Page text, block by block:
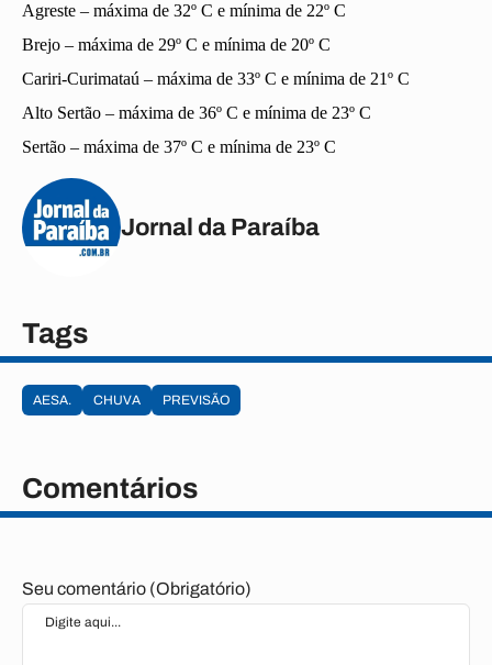
Agreste – máxima de 32º C e mínima de 22º C
Brejo – máxima de 29º C e mínima de 20º C
Cariri-Curimataú – máxima de 33º C e mínima de 21º C
Alto Sertão – máxima de 36º C e mínima de 23º C
Sertão – máxima de 37º C e mínima de 23º C
Jornal da Paraíba
Tags
AESA. CHUVA PREVISÃO
Comentários
Seu comentário (Obrigatório)